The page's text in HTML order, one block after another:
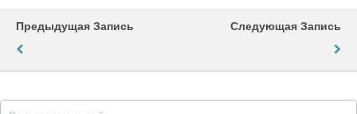
Предыдущая Запись Следующая Запись